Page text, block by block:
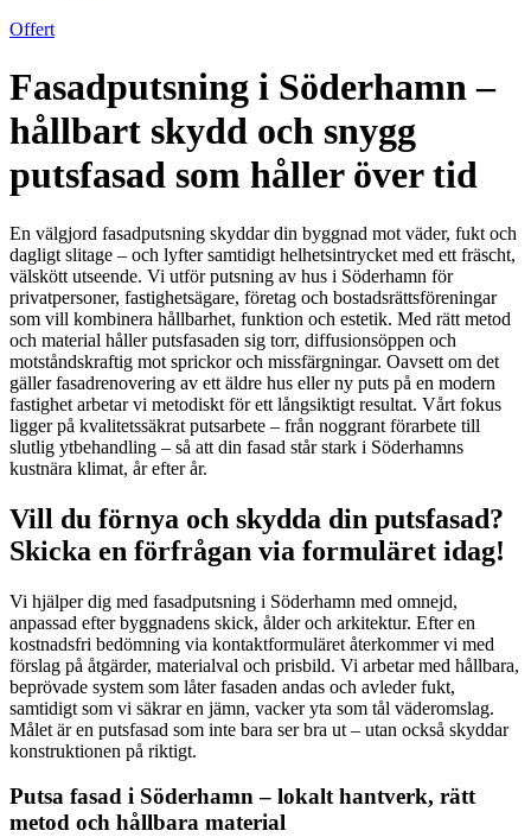
Offert
Fasadputsning i Söderhamn –
hållbart skydd och snygg
putsfasad som håller över tid
En välgjord fasadputsning skyddar din byggnad mot väder, fukt och
dagligt slitage – och lyfter samtidigt helhetsintrycket med ett fräscht,
välskött utseende. Vi utför putsning av hus i Söderhamn för
privatpersoner, fastighetsägare, företag och bostadsrättsföreningar
som vill kombinera hållbarhet, funktion och estetik. Med rätt metod
och material håller putsfasaden sig torr, diffusionsöppen och
motståndskraftig mot sprickor och missfärgningar. Oavsett om det
gäller fasadrenovering av ett äldre hus eller ny puts på en modern
fastighet arbetar vi metodiskt för ett långsiktigt resultat. Vårt fokus
ligger på kvalitetssäkrat putsarbete – från noggrant förarbete till
slutlig ytbehandling – så att din fasad står stark i Söderhamns
kustnära klimat, år efter år.
Vill du förnya och skydda din putsfasad?
Skicka en förfrågan via formuläret idag!
Vi hjälper dig med fasadputsning i Söderhamn med omnejd,
anpassad efter byggnadens skick, ålder och arkitektur. Efter en
kostnadsfri bedömning via kontaktformuläret återkommer vi med
förslag på åtgärder, materialval och prisbild. Vi arbetar med hållbara,
beprövade system som låter fasaden andas och avleder fukt,
samtidigt som vi säkrar en jämn, vacker yta som tål väderomslag.
Målet är en putsfasad som inte bara ser bra ut – utan också skyddar
konstruktionen på riktigt.
Putsa fasad i Söderhamn – lokalt hantverk, rätt
metod och hållbara material